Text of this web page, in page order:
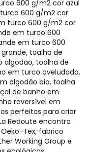
600 g/m2 cor azul
600 g/m2 cor
turco 600 g/m2 cor
em turco 600
em turco 600
toalha de
algodão, toalha de
em turco aveludado,
algodão bio, toalha
de banho em
reversível em
perfeitos para criar
Redoute encontra
Tex, fabrico
Working Group e